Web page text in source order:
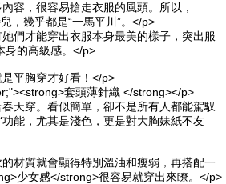
容，很容易搶走衣服的風頭。所以，
，幾乎都是“一馬平川”。</p>
們才能穿出衣服本身最美的樣子，突出服
身的高級感。</p>
平胸穿才好看！</p>
套頭薄針織 </strong></p>
天穿。看似簡單，卻不是所有人都能駕馭
能，尤其是淺色，更是對大胸妹紙不友
材質就會顯得特別溫油和瘦弱，再搭配一
少女感</strong>很容易就穿出來瞭。</p>